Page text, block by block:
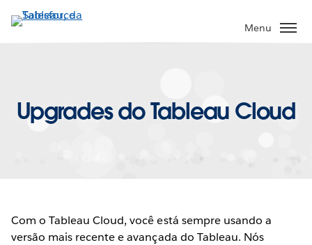
Pular
para
Menu
Upgrades do Tableau Cloud
Com o Tableau Cloud, você está sempre usando a
versão mais recente e avançada do Tableau. Nós